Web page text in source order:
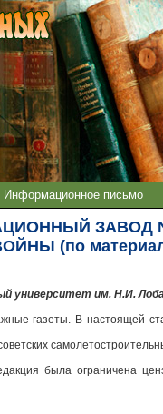
Информационное письмо
(по
университет им. Н.И.
газеты. В настоящей
была ограничена